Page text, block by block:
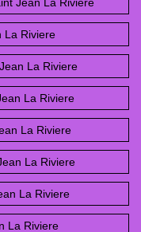
Jean La Riviere
La Riviere
La Riviere
La Riviere
La Riviere
La Riviere
La Riviere
La Riviere